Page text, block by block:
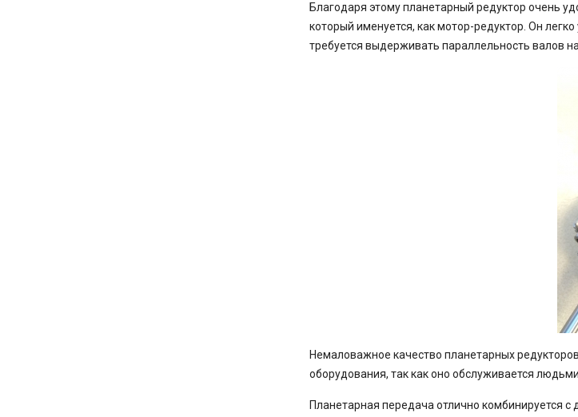
Благодаря этому планетарный редуктор очень
который именуется, как мотор-редуктор. Он
требуется выдерживать параллельность валов
Немаловажное качество планетарных
оборудования, так как оно обслуживается
Планетарная передача отлично комбинируется